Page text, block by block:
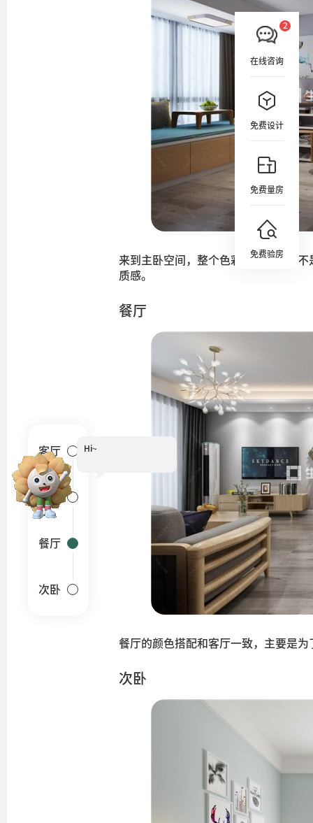
在线咨询
免费设计
免费量房
免费验房
来到主卧空间，整个色彩比较清冷，
质感。
餐厅
餐厅的颜色搭配和客厅一致，主要是
次卧
客厅
卧室
餐厅
次卧
Hi~